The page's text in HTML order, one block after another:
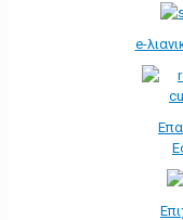
e-